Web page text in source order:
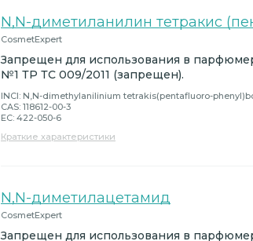
N,N-диметиланилин тетракис
CosmetExpert
Запрещен для использования в
№1 ТР ТС 009/2011 (запрещен).
INCI: N,N-dimethylanilinium tetrakis(pentafluoro-
CAS: 118612-00-3
EC: 422-050-6
Краткие характеристики
N,N-диметилацетамид
CosmetExpert
Запрещен для использования в